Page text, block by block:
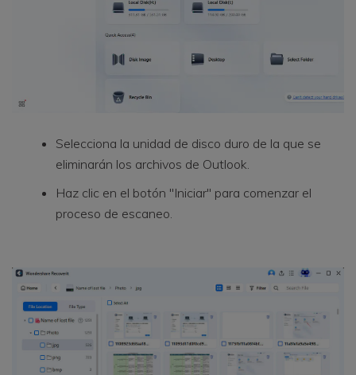
Selecciona la unidad de disco duro de la que se
eliminarán los archivos de Outlook.
Haz clic en el botón "Iniciar" para comenzar el
proceso de escaneo.